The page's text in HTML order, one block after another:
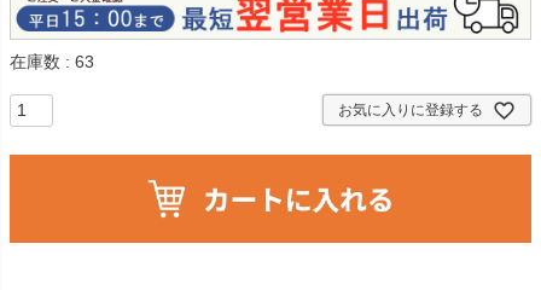
在庫数 63
お気に入りに登録する